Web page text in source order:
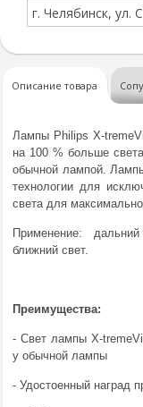
г. Челябинск, ул.
Описание товара
Лампы Philips X-
на 100 % больше
обычной лампой.
технологии для
света для
Применение:
ближний свет.
Преимущества:
- Свет лампы X-
у обычной лампы
- Удостоенный наград